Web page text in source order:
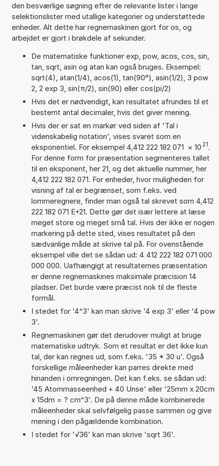
den besværlige søgning efter de relevante lister i lange
selektionslister med utallige kategorier og understøttede
enheder. Alt dette har regnemaskinen gjort for os, og
arbejdet er gjort i brøkdele af sekunder.
De matematiske funktioner exp, pow, acos, cos, sin,
tan, sqrt, asin og atan kan også bruges. Eksempel:
sqrt(4), atan(1/4), acos(1), tan(90°), asin(1/2), 3 pow
2, 2 exp 3, sin(π/2), sin(90) eller cos(pi/2)
Hvis det er nødvendigt, kan resultatet afrundes til et
bestemt antal decimaler, hvis det giver mening.
Hvis der er sat en markør ved siden af 'Tal i
videnskabelig notation', vises svaret som en
eksponentiel. For eksempel 4,412 222 182 071 × 10 21.
For denne form for præsentation segmenteres tallet
til en eksponent, her 21, og det aktuelle nummer, her
4,412 222 182 071. For enheder, hvor muligheden for
visning af tal er begrænset, som f.eks. ved
lommeregnere, finder man også tal skrevet som 4,412
222 182 071 E+21. Dette gør det især lettere at læse
meget store og meget små tal. Hvis der ikke er nogen
markering på dette sted, vises resultatet på den
sædvanlige måde at skrive tal på. For ovenstående
eksempel ville det se sådan ud: 4 412 222 182 071 000
000 000. Uafhængigt at resultaternes præsentation
er denne regnemaskines maksimale præcision 14
pladser. Det burde være præcist nok til de fleste
formål.
I stedet for '4^3' kan man skrive '4 exp 3' eller '4 pow
3'.
Regnemaskinen gør det derudover muligt at bruge
matematiske udtryk. Som et resultat er det ikke kun
tal, der kan regnes ud, som f.eks. '35 * 30 u'. Også
forskellige måleenheder kan parres direkte med
hinanden i omregningen. Det kan f.eks. se sådan ud:
'45 Atommasseenhed + 40 Unse' eller '25mm x 20cm
x 15dm = ? cm^3'. De på denne måde kombinerede
måleenheder skal selvfølgelig passe sammen og give
mening i den pågældende kombination.
I stedet for '√36' kan man skrive 'sqrt 36'.